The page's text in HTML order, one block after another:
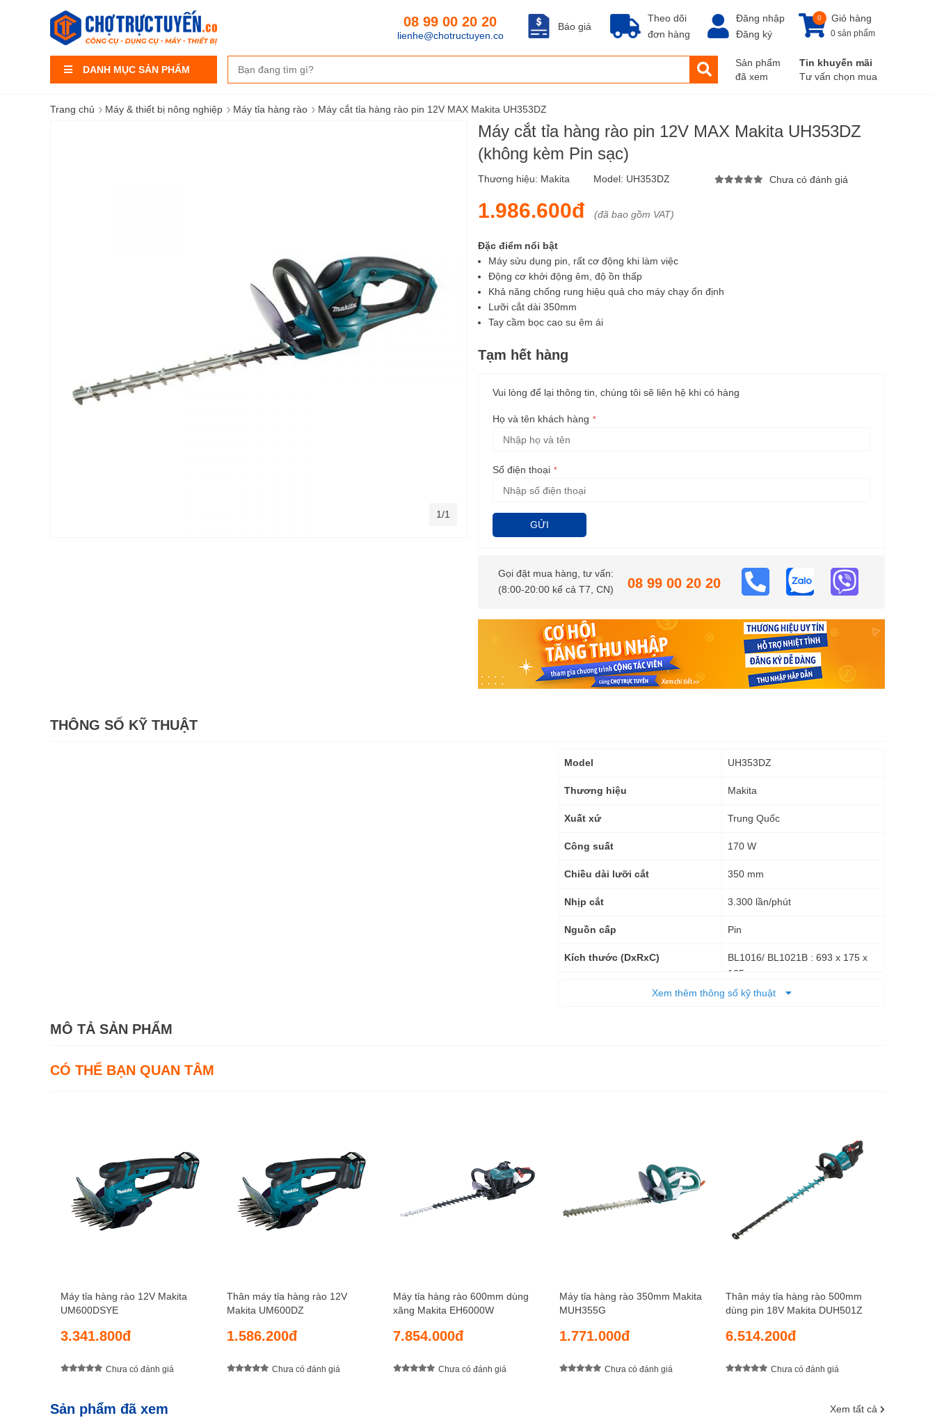
DANH MỤC SẢN PHẨM
Theo dõi
đơn hàng
Báo giá
08 99 00 20 20
lienhe@chotructuyen.co
Đăng nhập
Đăng ký
Giỏ hàng
0
0 sản phẩm
Sản phẩm
đã xem
Tin khuyến mãi
Tư vấn chọn mua
Trang chủ › Máy & thiết bị nông nghiệp › Máy tỉa hàng rào › Máy cắt tỉa hàng rào pin 12V MAX Makita UH353DZ
Máy cắt tỉa hàng rào pin 12V MAX Makita UH353DZ
(không kèm Pin sạc)
Thương hiệu: Makita Model: UH353DZ Chưa có đánh giá
1.986.600đ (đã bao gồm VAT)
Đặc điểm nổi bật
Máy sửu dụng pin, rất cơ động khi làm việc
Động cơ khởi động êm, độ ồn thấp
Khả năng chống rung hiệu quả cho máy chạy ổn định
Lưỡi cắt dài 350mm
Tay cầm bọc cao su êm ái
Tạm hết hàng
Vui lòng để lại thông tin, chúng tôi sẽ liên hệ khi có hàng
Họ và tên khách hàng
Số điện thoại
GỬI
Gọi đặt mua hàng, tư vấn:
(8:00-20:00 kể cả T7, CN)
08 99 00 20 20
1/1
THÔNG SỐ KỸ THUẬT
Thông
kỹ
Model UH353DZ
Thương hiệu Makita
Xuất xứ Trung Quốc
Công suất 170 W
Chiều dài lưỡi cắt 350 mm
Nhịp cắt 3.300 lần/phút
Nguồn cấp Pin
Kích thước (DxRxC)
BL1016/ BL1021B : 693 x 175 x
165 mm
2,0 kg - 2,1 kg
Xem thêm thông số kỹ thuật
MÔ TẢ SẢN PHẨM
CÓ THỂ BẠN QUAN TÂM
Máy tỉa hàng rào 12V Makita
UM600DSYE
3.341.800đ
Chưa có đánh giá
Thân máy tỉa hàng rào 12V
Makita UM600DZ
1.586.200đ
Chưa có đánh giá
Máy tỉa hàng rào 600mm dùng
xăng Makita EH6000W
7.854.000đ
Chưa có đánh giá
Máy tỉa hàng rào 350mm Makita
MUH355G
1.771.000đ
Chưa có đánh giá
Thân máy tỉa hàng rào 500mm
dùng pin 18V Makita DUH501Z
6.514.200đ
Chưa có đánh giá
Sản phẩm đã xem Xem tất cả